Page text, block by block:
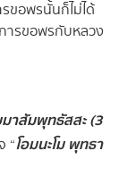
ขอพรนั้นก็ไม่ได้
ารขอพรกับหลวง
มาสัมพุทธัสสะ (3
“โอมนะโม พุทธา